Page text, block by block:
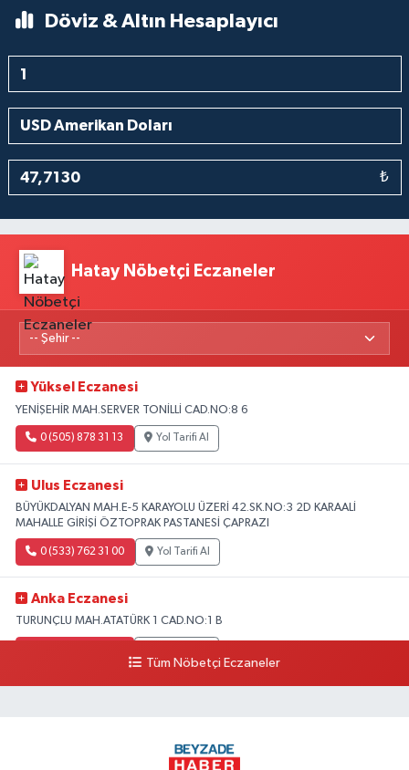
Döviz & Altın Hesaplayıcı
₺
Hatay Nöbetçi Eczaneler
Yüksel Eczanesi
YENİŞEHİR MAH.SERVER TONİLLİ CAD.NO:8 6
0 (505) 878 31 13 Yol Tarifi Al
Ulus Eczanesi
BÜYÜKDALYAN MAH.E-5 KARAYOLU ÜZERİ 42.SK.NO:3 2D KARAALİ
MAHALLE GİRİŞİ ÖZTOPRAK PASTANESİ ÇAPRAZI
0 (533) 762 31 00 Yol Tarifi Al
Anka Eczanesi
TURUNÇLU MAH.ATATÜRK 1 CAD.NO:1 B
Yol Tarifi Al
Tüm Nöbetçi Eczaneler